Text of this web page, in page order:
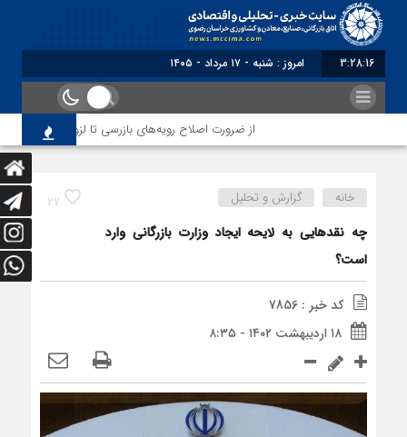
3:28:16 برابر با : Saturday - 8 August - 2026
از ضرورت اصلاح رویه‌های بازرسی تا لزوم اصلاح حکمرانی
27 خانه گزارش و تحلیل
چه نقدهایی به لایحه ایجاد وزارت بازرگانی وارد
است؟
کد خبر : 7856
۱۸ اردیبهشت ۱۴۰۲ - ۸:۳۵